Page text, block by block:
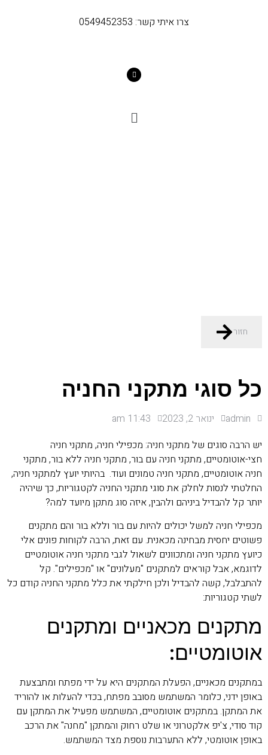
צרו איתי קשר: 0549452353
חזור
כל סוגי מתקני החניה
admin ינואר 2, 2023
11:43 am
יש הרבה סוגים של מתקני חניה: מכפילי חניה, מתקני חניה
חצי-אוטומטיים, מתקני חניה עם בור, מתקני חניה ללא בור, מתקני
חניה אוטומטיים, מתקני חניה טמונים ועוד. בהיותי יועץ למתקני חניה,
החלטתי לנסות לחלק את סוגי מתקני החניה לקטגוריות, כך שיהיה
יותר קל להבדיל ביניהם ולהבין, איזה סוג מתקן מיועד למה?
מכפילי חניה למשל יכולים להיות עם בור וללא בור והם מתקנים
פשוטים יחסית מבחינה מכאנית. עם זאת, הרבה לקוחות פונים אלי
כיועץ מתקני חניה ומתכוונים לשאול לגבי מתקני חניה אוטומטיים
לדוגמא, אבל קוראים למתקנים "מעלונים" או "מכפילים". קל
להתבלבל, קשה להבדיל ולכן חילקתי את כלל מתקני החניה קודם כל
לשתי קטגוריות:
מתקנים מכאניים ומתקנים
אוטומטיים:
במתקנים מכאניים, הפעלת המתקנים היא על ידי מפתח ומתבצעת
באופן ידני, כלומר המשתמש מסובב מפתח, בכדי להעלות או להוריד
את המתקן. במתקנים אוטומטיים, המשתמש מפעיל את המתקן עם
קוד סודי, צ'יפ אלקטרוני או שלט רחוק והמתקן "מחנה" את הרכב
באופן אוטומטי, ללא התערבות נוספת מצד המשתמש.